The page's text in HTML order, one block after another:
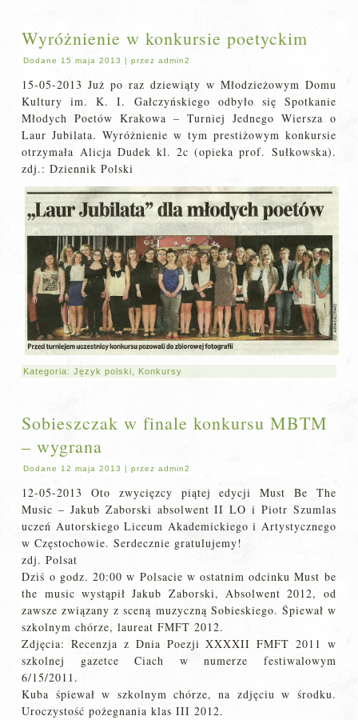
Wyróżnienie w konkursie poetyckim
Dodane 15 maja 2013 |przez admin2
15-05-2013 Już po raz dziewiąty w Młodzieżowym Domu
Kultury im. K. I. Gałczyńskiego odbyło się Spotkanie
Młodych Poetów Krakowa – Turniej Jednego Wiersza o
Laur Jubilata. Wyróżnienie w tym prestiżowym konkursie
otrzymała Alicja Dudek kl. 2c (opieka prof. Sułkowska).
zdj.: Dziennik Polski
Kategoria:Język polski Konkursy
Sobieszczak w finale konkursu MBTM
– wygrana
Dodane 12 maja 2013 |przez admin2
12-05-2013 Oto zwycięzcy piątej edycji Must Be The
Music – Jakub Zaborski absolwent II LO i Piotr Szumlas
uczeń Autorskiego Liceum Akademickiego i Artystycznego
w Częstochowie. Serdecznie gratulujemy!
zdj. Polsat
Dziś o godz. 20:00 w Polsacie w ostatnim odcinku Must be
the music wystąpił Jakub Zaborski, Absolwent 2012, od
zawsze związany z sceną muzyczną Sobieskiego. Śpiewał w
szkolnym chórze, laureat FMFT 2012.
Zdjęcia: Recenzja z Dnia Poezji XXXXII FMFT 2011 w
szkolnej gazetce Ciach w numerze festiwalowym
6/15/2011.
Kuba śpiewał w szkolnym chórze, na zdjęciu w środku.
Uroczystość pożegnania klas III 2012.